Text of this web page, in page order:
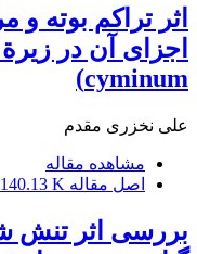
اثر تراکم بوته
cyminum)
علی نخزری مقدم
مشاهده مقاله
اصل مقاله 140.13 K
بررسی اثر تنش